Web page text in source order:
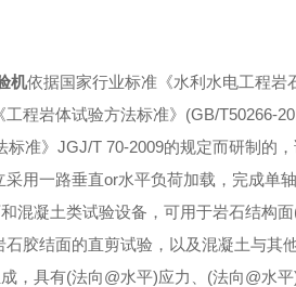
机依据国家行业标准《水利水电工程岩
程岩体试验方法标准》(GB/T50266-
标准》JGJ/T 70-2009的规定而研制的
用一路垂直or水平负荷加载，完成单
混凝土类试验设备，可用于岩石结构
胶结面的直剪试验，以及混凝土与其
，具有(法向@水平)应力、(法向@水